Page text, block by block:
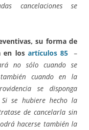
cancelaciones se
su forma de
en los artículos 85
–
no sólo cuando se
cuando en la
se disponga
se hubiere hecho la
de cancelarla sin
hacerse también la